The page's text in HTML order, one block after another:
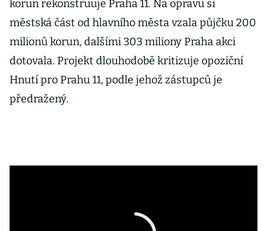
korun rekonstruuje Praha 11. Na opravu si
městská část od hlavního města vzala půjčku 200
milionů korun, dalšími 303 miliony Praha akci
dotovala. Projekt dlouhodobě kritizuje opoziční
Hnutí pro Prahu 11, podle jehož zástupců je
předražený.